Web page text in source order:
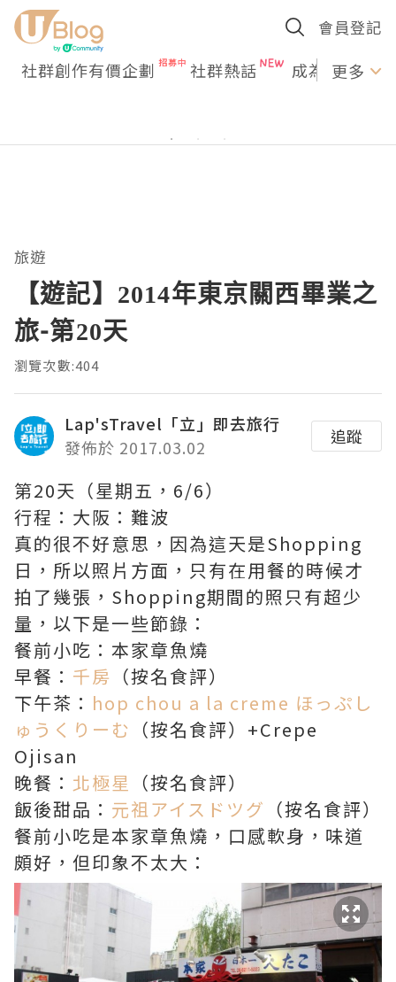
會員登記
社群創作有價企劃 社群熱話 成為U更多
旅遊
【遊記】2014年東京關西畢業之
旅-第20天
瀏覽次數:404
Lap'sTravel「立」即去旅行
發佈於 2017.03.02
追蹤
第20天（星期五，6/6）
行程：大阪：難波
真的很不好意思，因為這天是Shopping
日，所以照片方面，只有在用餐的時候才
拍了幾張，Shopping期間的照只有超少
量，以下是一些節錄：
餐前小吃：本家章魚燒
早餐： 千房 （按名食評）
下午茶： hop chou a la creme ほっぷし
ゅうくりーむ （按名食評）+Crepe
Ojisan
晚餐： 北極星
（按名食評）
飯後甜品： 元祖アイスドツグ （按名食評）
餐前小吃是本家章魚燒，口感軟身，味道
頗好，但印象不太大：